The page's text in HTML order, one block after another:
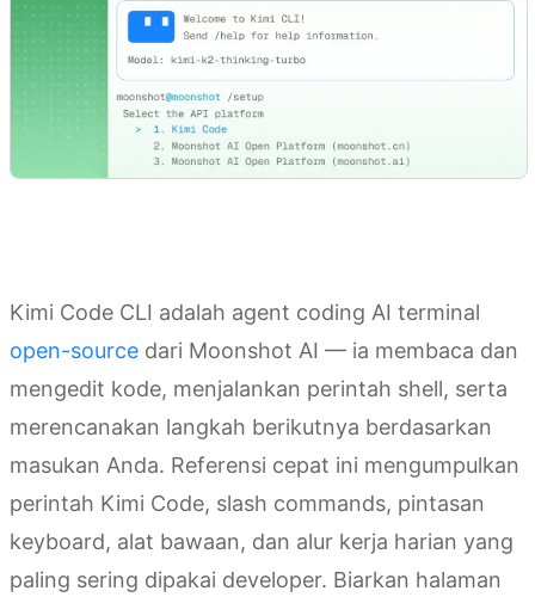
Kimi Code CLI adalah agent coding AI terminal
open-source dari Moonshot AI — ia membaca dan
mengedit kode, menjalankan perintah shell, serta
merencanakan langkah berikutnya berdasarkan
masukan Anda. Referensi cepat ini mengumpulkan
perintah Kimi Code, slash commands, pintasan
keyboard, alat bawaan, dan alur kerja harian yang
paling sering dipakai developer. Biarkan halaman